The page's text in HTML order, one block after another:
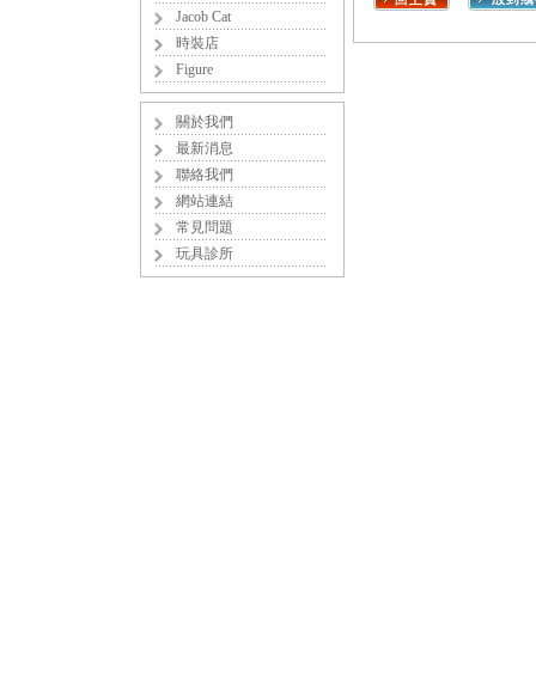
Jacob Cat
時裝店
Figure
關於我們
最新消息
聯絡我們
網站連結
常見問題
玩具診所